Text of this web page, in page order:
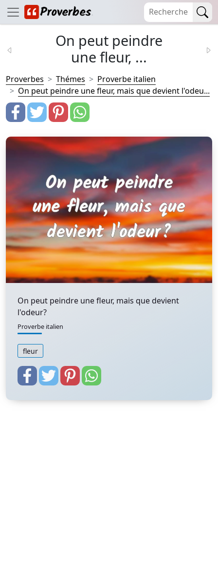
On peut peindre
une fleur, ...
Proverbes Thémes
Proverbe italien
On peut peindre une fleur, mais que devient l'odeu...
On peut peindre une fleur, mais que devient
l'odeur?
Proverbe italien
fleur